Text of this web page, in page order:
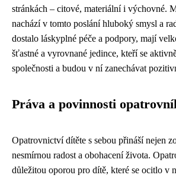
stránkách – citové, materiální i výchovné.
nachází v tomto poslání hluboký smysl a
dostalo láskyplné péče a podpory, mají
šťastné a vyrovnané jedince, kteří se
společnosti a budou v ní zanechávat
Práva a povinnosti
Opatrovnictví dítěte s sebou přináší nejen
nesmírnou radost a obohacení života.
důležitou oporou pro dítě, které se ocitlo v